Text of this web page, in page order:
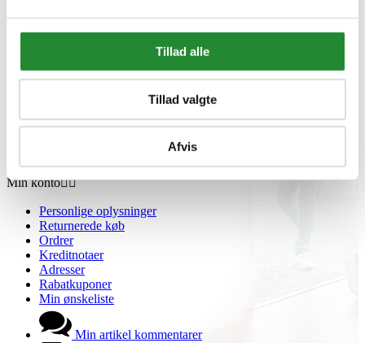
Tillad alle
Tillad valgte
Afvis
Om Homeshop.dk
Kontakt os
Avis
Min konto
Personlige oplysninger
Returnerede køb
Ordrer
Kreditnotaer
Adresser
Rabatkuponer
Min ønskeliste
Min artikel kommentarer